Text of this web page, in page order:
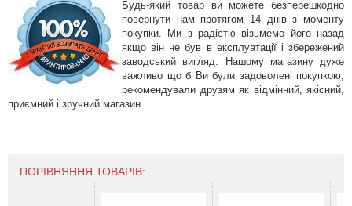
Будь-який товар ви можете безперешкодно
повернути нам протягом 14 днів з моменту
покупки. Ми з радістю візьмемо його назад
якщо він не був в експлуатації і збережений
заводський вигляд. Нашому магазину дуже
важливо що б Ви були задоволені покупкою,
рекомендували друзям як відмінний, якісний,
приємний і зручний магазин.
ПОРІВНЯННЯ ТОВАРІВ: